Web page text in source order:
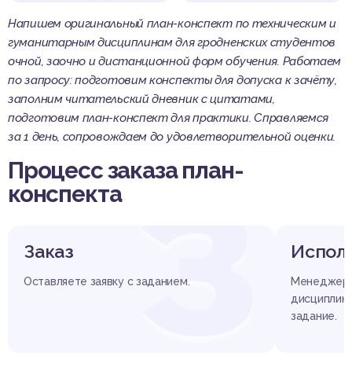
Напишем оригинальный план-конспект по техническим и
гуманитарным дисциплинам для гродненских студентов
очной, заочно и дистанционной форм обучения. Работаем
по запросу: подготовим конспекты для допуска к зачёту,
заполним читательский дневник с цитатами,
подготовим план-конспект для практики. Справляемся
за 1 день, сопровождаем до удовлетворительной оценки.
Процесс заказа план-
конспекта З
Заказ
Оставляете заявку с заданием.
Менеджер
задание.